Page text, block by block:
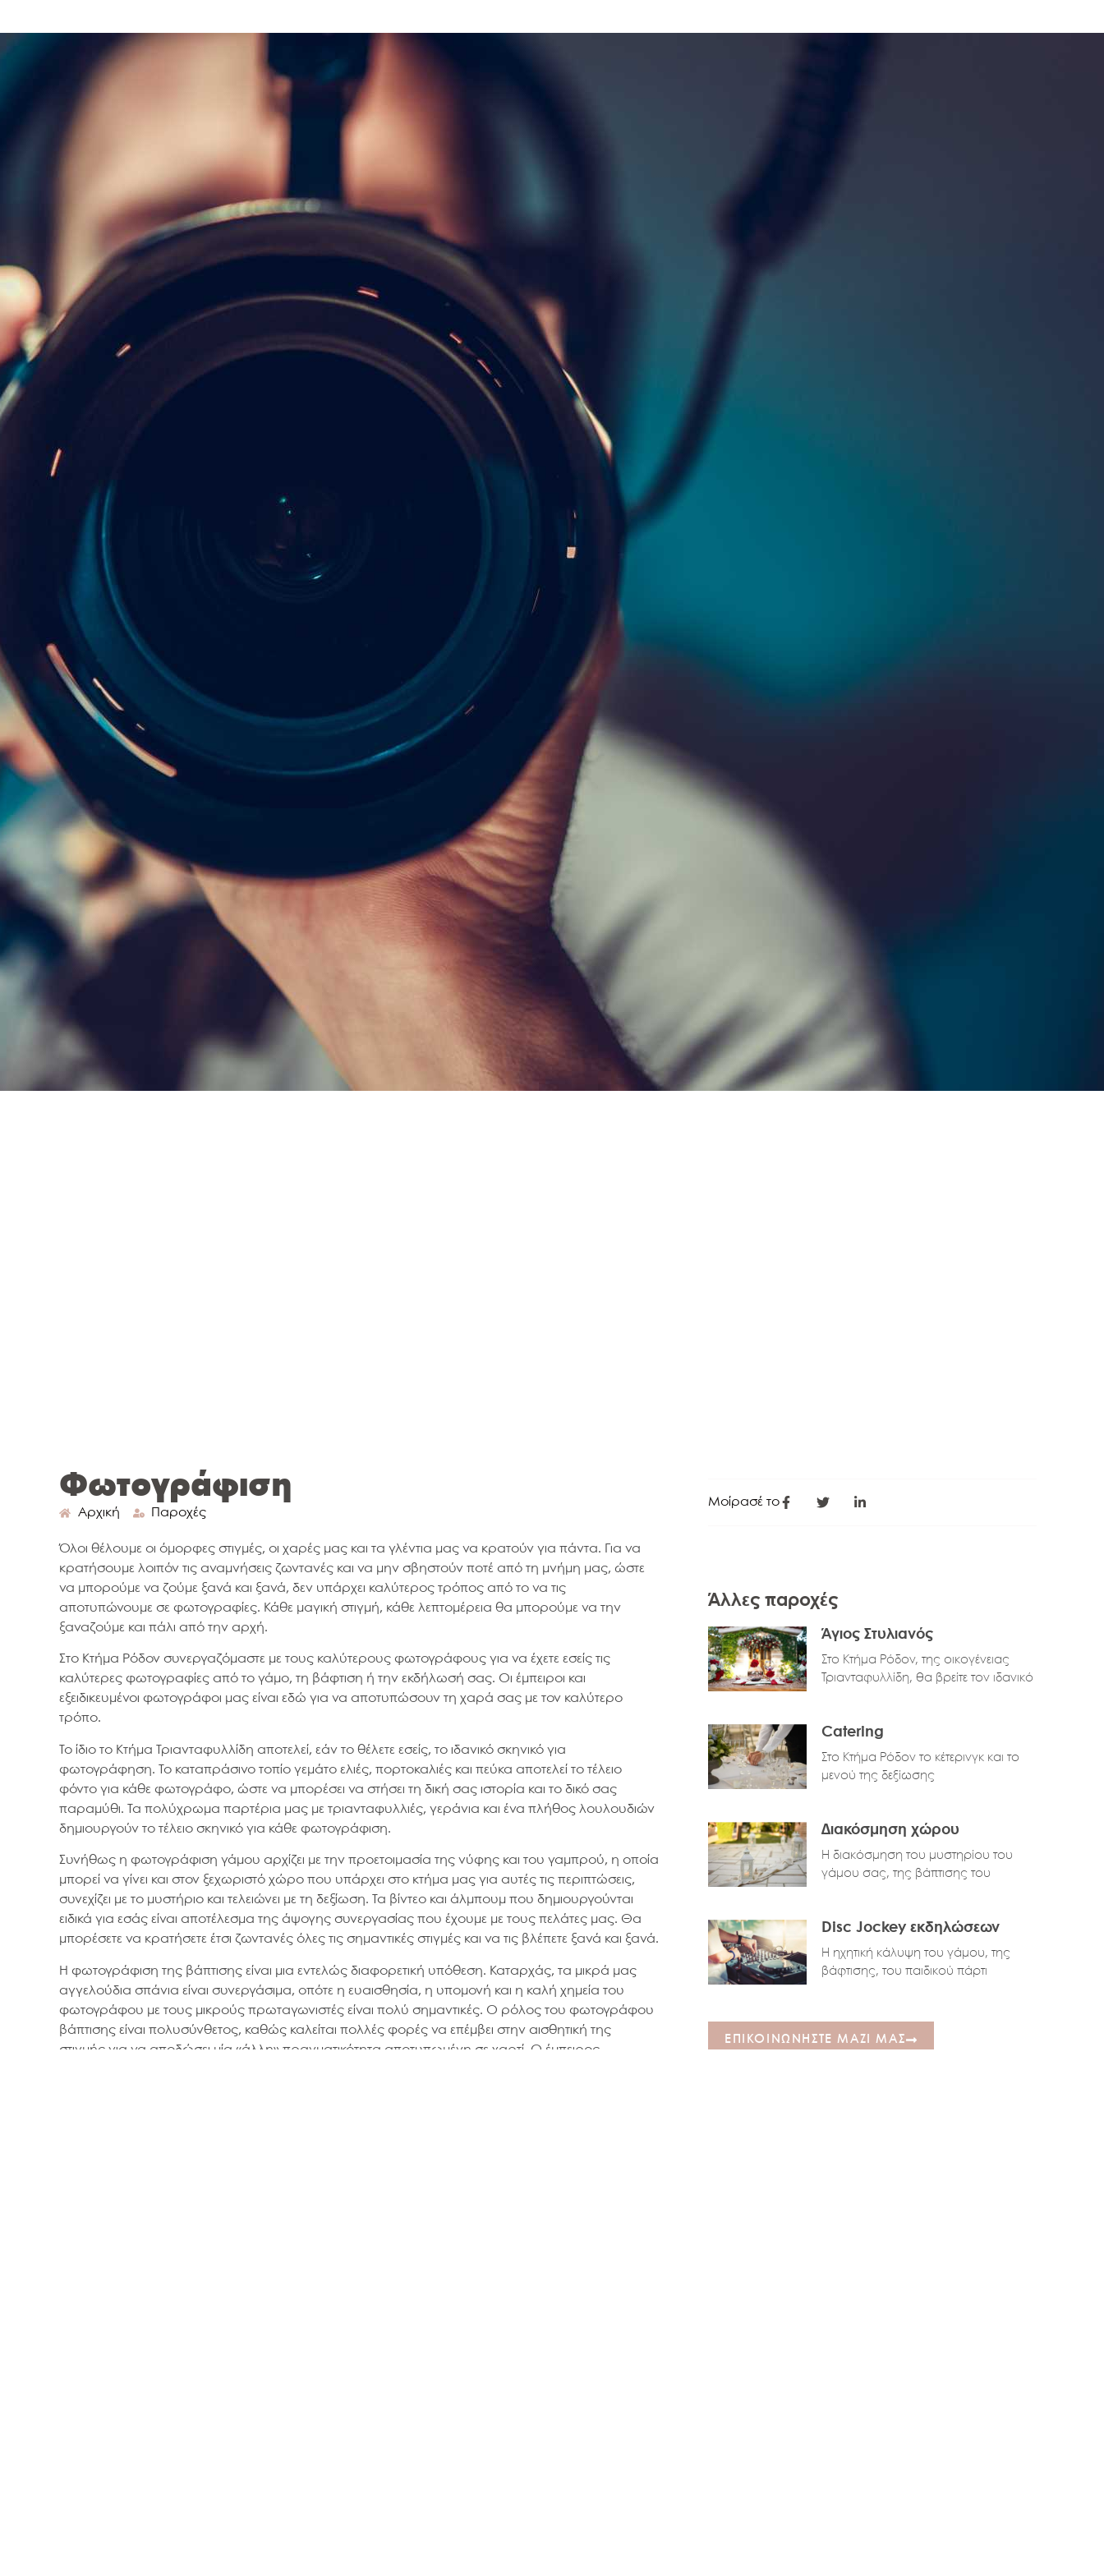
Φωτογράφιση
Αρχική Παροχές
Όλοι θέλουμε οι όμορφες στιγμές, οι χαρές μας και τα γλέντια μας να κρατούν για πάντα. Για να
κρατήσουμε λοιπόν τις αναμνήσεις ζωντανές και να μην σβηστούν ποτέ από τη μνήμη μας, ώστε
να μπορούμε να ζούμε ξανά και ξανά, δεν υπάρχει καλύτερος τρόπος από το να τις
αποτυπώνουμε σε φωτογραφίες. Κάθε μαγική στιγμή, κάθε λεπτομέρεια θα μπορούμε να την
ξαναζούμε και πάλι από την αρχή.
Στο Κτήμα Ρόδον συνεργαζόμαστε με τους καλύτερους φωτογράφους για να έχετε εσείς τις
καλύτερες φωτογραφίες από το γάμο, τη βάφτιση ή την εκδήλωσή σας. Οι έμπειροι και
εξειδικευμένοι φωτογράφοι μας είναι εδώ για να αποτυπώσουν τη χαρά σας με τον καλύτερο
τρόπο.
Το ίδιο το Κτήμα Τριανταφυλλίδη αποτελεί, εάν το θέλετε εσείς, το ιδανικό σκηνικό για
φωτογράφηση. Το καταπράσινο τοπίο γεμάτο ελιές, πορτοκαλιές και πεύκα αποτελεί το τέλειο
φόντο για κάθε φωτογράφο, ώστε να μπορέσει να στήσει τη δική σας ιστορία και το δικό σας
παραμύθι. Τα πολύχρωμα παρτέρια μας με τριανταφυλλιές, γεράνια και ένα πλήθος λουλουδιών
δημιουργούν το τέλειο σκηνικό για κάθε φωτογράφιση.
Συνήθως η φωτογράφιση γάμου αρχίζει με την προετοιμασία της νύφης και του γαμπρού, η οποία
μπορεί να γίνει και στον ξεχωριστό χώρο που υπάρχει στο κτήμα μας για αυτές τις περιπτώσεις,
συνεχίζει με το μυστήριο και τελειώνει με τη δεξίωση. Τα βίντεο και άλμπουμ που δημιουργούνται
ειδικά για εσάς είναι αποτέλεσμα της άψογης συνεργασίας που έχουμε με τους πελάτες μας. Θα
μπορέσετε να κρατήσετε έτσι ζωντανές όλες τις σημαντικές στιγμές και να τις βλέπετε ξανά και ξανά.
Η φωτογράφιση της βάπτισης είναι μια εντελώς διαφορετική υπόθεση. Καταρχάς, τα μικρά μας
αγγελούδια σπάνια είναι συνεργάσιμα, οπότε η ευαισθησία, η υπομονή και η καλή χημεία του
φωτογράφου με τους μικρούς πρωταγωνιστές είναι πολύ σημαντικές. Ο ρόλος του φωτογράφου
βάπτισης είναι πολυσύνθετος, καθώς καλείται πολλές φορές να επέμβει στην αισθητική της
στιγμής για να αποδώσει μία «άλλη» πραγματικότητα αποτυπωμένη σε χαρτί. Ο έμπειρος
Μοίρασέ το
Άλλες παροχές
Άγιος Στυλιανός
Στο Kτήμα Ρόδον, της οικογένειας
Τριανταφυλλίδη, θα βρείτε τον ιδανικό
Catering
Στο Κτήμα Ρόδον το κέτερινγκ και το
μενού της δεξίωσης
Διακόσμηση χώρου
Η διακόσμηση του μυστηρίου του
γάμου σας, της βάπτισης του
Disc Jockey εκδηλώσεων
Η ηχητική κάλυψη του γάμου, της
βάφτισης, του παιδικού πάρτι
ΕΠΙΚΟΙΝΩΝΗΣΤΕ ΜΑΖΙ ΜΑΣ